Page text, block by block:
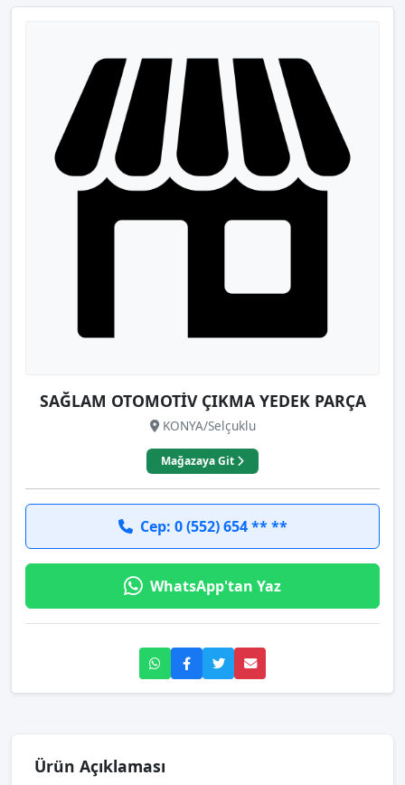
SAĞLAM OTOMOTİV ÇIKMA YEDEK PARÇA
KONYA/Selçuklu
Mağazaya Git
Cep: 0 (552) 654 ** **
WhatsApp'tan Yaz
Ürün Açıklaması